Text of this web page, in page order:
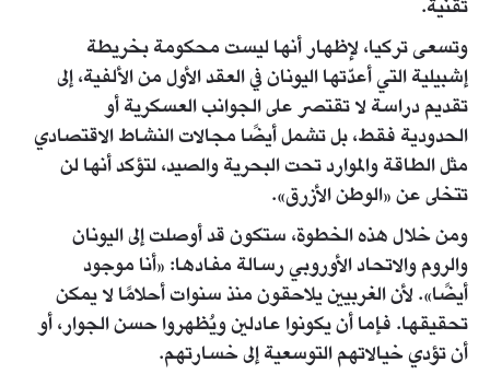
تقنية.
وتسعى تركيا، لإظهار أنها ليست محكومة بخريطة
إشبيلية التي أعدّتها اليونان في العقد الأول من الألفية، إلى
تقديم دراسة لا تقتصر على الجوانب العسكرية أو
الحدودية فقط، بل تشمل أيضًا مجالات النشاط الاقتصادي
مثل الطاقة والموارد تحت البحرية والصيد، لتؤكد أنها لن
تتخلى عن «الوطن الأزرق».
ومن خلال هذه الخطوة، ستكون قد أوصلت إلى اليونان
والروم والاتحاد الأوروبي رسالة مفادها: «أنا موجود
أيضًا». لأن الغربيين يلاحقون منذ سنوات أحلامًا لا يمكن
تحقيقها. فإما أن يكونوا عادلين ويُظهروا حسن الجوار، أو
أن تؤدي خيالاتهم التوسعية إلى خسارتهم.